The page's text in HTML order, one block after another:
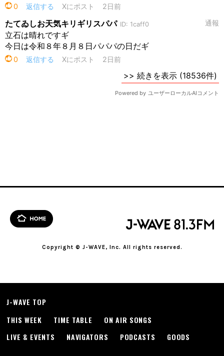
Copyright © J-WAVE, Inc. All rights reserved.
J-WAVE TOP
THIS WEEK
TIME TABLE
ON AIR SONGS
LIVE & EVENTS
NAVIGATORS PODCASTS GOODS